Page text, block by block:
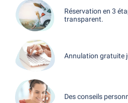
Réservation en 3
transparent.
Annulation gratuite
Des conseils